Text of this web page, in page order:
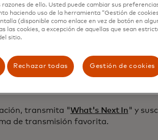
sin problemas.
puedes ofrecer, las recompensas,
“Me presento, me reconocen,
dirección y se conjuga para
transmita "What's Next In" y
de transmisión favorita.
de ello. Usted puede cambiar sus
haciendo uso de la herramienta “Gestión de
(disponible como enlace en vez de botón en
las cookies, a excepción de aquellas que sean
sitio.
Rechazar todas Gestión de cookies